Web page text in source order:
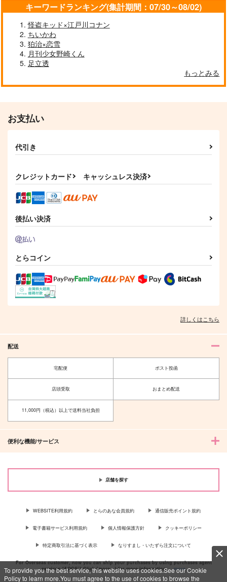
To provide you the best service, this website uses cookies.See our Cookie
Policy to learn more.You must agree to the use of cookies to browse the
その夢追え！
ぴやぴやワールド
ヒプノシスマイク
サンプル
カート
キーワードランキング(集計期間：07/30～08/02)
怪盗キッド×江戸川コナン
ちいかわ
狛治×恋雪
月刊少女野崎くん
足立透
もっとみる
お支払い
代引き
クレジットカード キャッシュレス決済
後払い決済
とらコイン
詳しくはこちら
配送
宅配便 ポスト投函
店頭受取 おまとめ配送
11,000円（税込）以上で送料当社負担
便利な機能/サービス
店舗を探す
WEBSITE利用規約 とらのあな会員規約 通信販売ポイント規約
電子書籍サービス利用規約 個人情報保護方針 クッキーポリシー
特定商取引法に基づく表示 なりすまし・いたずら注文について
For Overseas customer, now you can ship your purchases by using purchases agent
services “AOCS”! Click {more…} for more information …more